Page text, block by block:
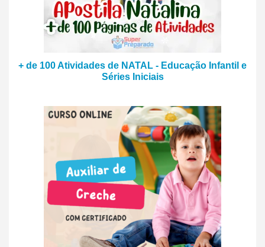
+ de 100 Atividades de NATAL - Educação Infantil e
Séries Iniciais